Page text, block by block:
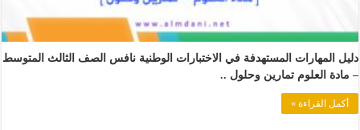
دليل المهارات المستهدفة في الاختبارات الوطنية نافس الصف الثالث المتوسط
– مادة العلوم تمارين وحلول ..
أكمل القراءة »